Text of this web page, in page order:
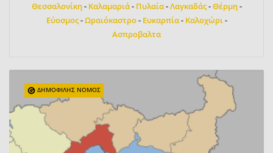
Θεσσαλονίκη- Καλαμαριά- Πυλαία-Λαγκαδάς-Θέρμη-
Εύοσμος-Ωραιόκαστρο- Ευκαρπία- Καλοχώρι-
Ασπροβαλτα
ΔΗΜΟΦΙΛΗΣ ΝΟΜΟΣ